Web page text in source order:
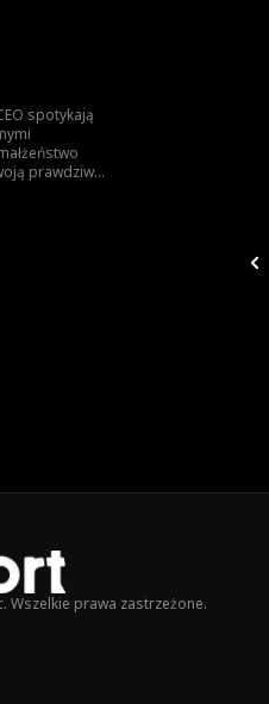
spotykają
prawdziwą
Wszelkie prawa zastrzeżone.